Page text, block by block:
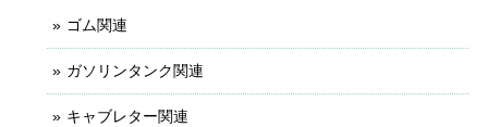
ゴム関連
ガソリンタンク関連
キャブレター関連